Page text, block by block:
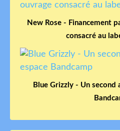
New Rose - Financement
consacré au
Blue Grizzly - Un second